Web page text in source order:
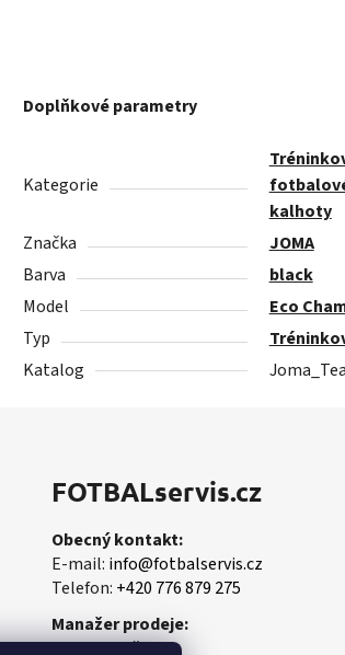
Doplňkové parametry
Kategorie
kalhoty
Značka
JOMA
Barva
black
Model
Eco
Typ
Katalog
FOTBALservis.cz
Obecný kontakt:
E-mail: info@fotbalservis.cz
Telefon: +420 776 879 275
Manažer prodeje:
Martin Vališ